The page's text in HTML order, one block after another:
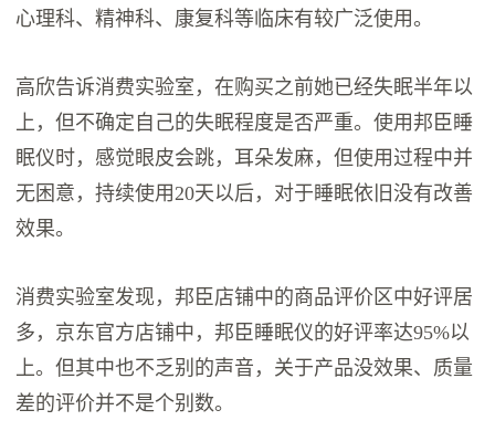
心理科、精神科、康复科等临床有较广泛使用。
高欣告诉消费实验室，在购买之前她已经失眠半年以
上，但不确定自己的失眠程度是否严重。使用邦臣睡
眠仪时，感觉眼皮会跳，耳朵发麻，但使用过程中并
无困意，持续使用20天以后，对于睡眠依旧没有改善
效果。
消费实验室发现，邦臣店铺中的商品评价区中好评居
多，京东官方店铺中，邦臣睡眠仪的好评率达95%以
上。但其中也不乏别的声音，关于产品没效果、质量
差的评价并不是个别数。